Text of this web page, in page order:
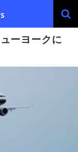
ーヨークに